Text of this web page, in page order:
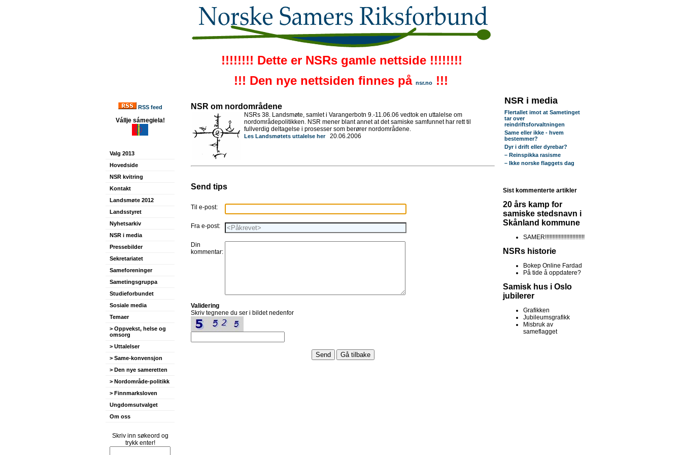
!!!!!!!! Dette er NSRs gamle nettside !!!!!!!!
!!! Den nye nettsiden finnes på nsr.no !!!
RSS feed
Vállje sámegiela!
Valg 2013
Hovedside
NSR kvitring
Kontakt
Landsmøte 2012
Landsstyret
Nyhetsarkiv
NSR i media
Pressebilder
Sekretariatet
Sameforeninger
Sametingsgruppa
Studieforbundet
Sosiale media
Temaer
> Oppvekst, helse og
omsorg
> Uttalelser
> Same-konvensjon
> Den nye sameretten
> Nordområde-politikk
> Finnmarksloven
Ungdomsutvalget
Om oss
Skriv inn søkeord og
trykk enter!
NSR om nordområdene
NSRs 38. Landsmøte, samlet i Varangerbotn 9.-11.06.06 vedtok en uttalelse om
nordområdepolitikken. NSR mener blant annet at det samiske samfunnet har rett til
fullverdig deltagelse i prosesser som berører nordområdene.
Les Landsmøtets uttalelse her 20.06.2006
Send tips
Til e-post:
Fra e-post:
Din
kommentar:
Validering
Skriv tegnene du ser i bildet nedenfor
NSR i media
Flertallet imot at Sametinget
tar over
reindriftsforvaltningen
Same eller ikke - hvem
bestemmer?
Dyr i drift eller dyrebar?
– Reinspikka rasisme
– Ikke norske flaggets dag
Sist kommenterte artikler
20 års kamp for
samiske stedsnavn i
Skånland kommune
SAMER!!!!!!!!!!!!!!!!!!!!!!!!!!
NSRs historie
Bokep Online Fardad
På tide å oppdatere?
Samisk hus i Oslo
jubilerer
Grafikken
Jubileumsgrafikk
Misbruk av
sameflagget